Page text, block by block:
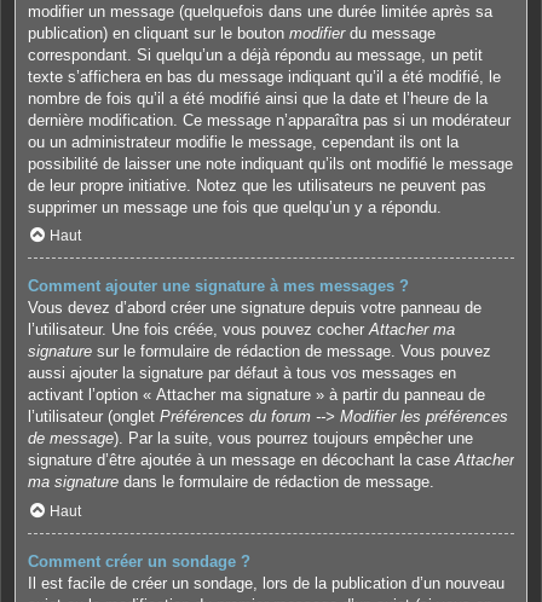
modifier un message (quelquefois dans une durée limitée après sa
publication) en cliquant sur le bouton modifierdu message
correspondant. Si quelqu’un a déjà répondu au message, un petit
texte s’affichera en bas du message indiquant qu’il a été modifié, le
nombre de fois qu’il a été modifié ainsi que la date et l’heure de la
dernière modification. Ce message n’apparaîtra pas si un modérateur
ou un administrateur modifie le message, cependant ils ont la
possibilité de laisser une note indiquant qu’ils ont modifié le message
de leur propre initiative. Notez que les utilisateurs ne peuvent pas
supprimer un message une fois que quelqu’un y a répondu.
Haut
Comment ajouter une signature à mes messages ?
Vous devez d’abord créer une signature depuis votre panneau de
l’utilisateur. Une fois créée, vous pouvez cocherAttacher ma
signature sur le formulaire de rédaction de message. Vous pouvez
aussi ajouter la signature par défaut à tous vos messages en
activant l’option « Attacher ma signature » à partir du panneau de
l’utilisateur (onglet Préférences du forum --> Modifier les préférences
de message). Par la suite, vous pourrez toujours empêcher une
signature d’être ajoutée à un message en décochant la caseAttacher
ma signature dans le formulaire de rédaction de message.
Haut
Comment créer un sondage ?
Il est facile de créer un sondage, lors de la publication d’un nouveau